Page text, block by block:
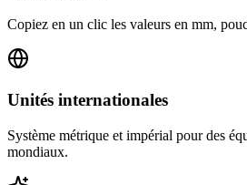
Copiez en un clic les valeurs en mm,
Unités internationales
Système métrique et impérial pour des
mondiaux.